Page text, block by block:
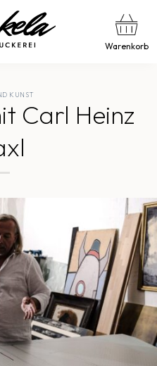
Warenkorb
KUNST
Carl Heinz